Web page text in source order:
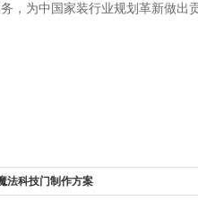
，为中国家装行业规划革新做出贡
法科技门制作方案